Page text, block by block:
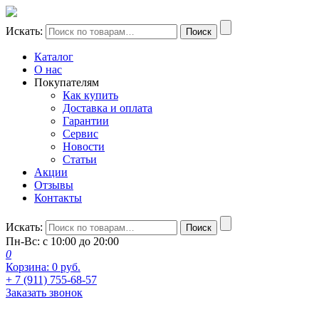
Искать: Поиск
Каталог
О нас
Покупателям
Как купить
Доставка и оплата
Гарантии
Сервис
Новости
Статьи
Акции
Отзывы
Контакты
Искать: Поиск
Пн-Вс: с 10:00 до 20:00
0
Корзина: 0 руб.
+ 7 (911) 755-68-57
Заказать звонок